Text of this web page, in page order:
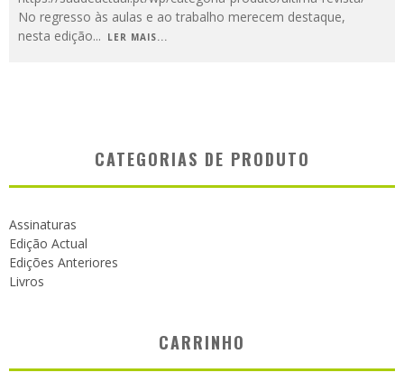
No regresso às aulas e ao trabalho merecem destaque,
nesta edição... LER MAIS...
CATEGORIAS DE PRODUTO
Assinaturas
Edição Actual
Edições Anteriores
Livros
CARRINHO